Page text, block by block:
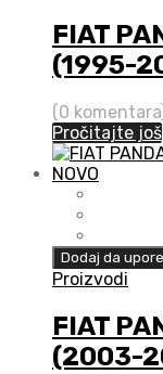
FIAT
(1995-
(0
Pročitajte još
Dodaj da
Proizvodi
FIAT
(2003-